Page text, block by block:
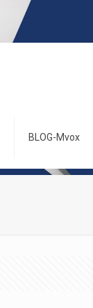
BLOG-Mvox